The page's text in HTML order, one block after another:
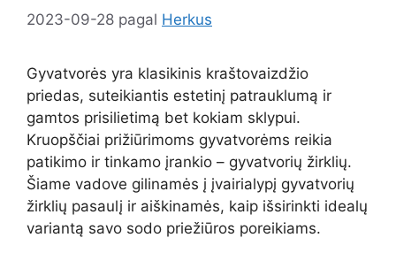
2023-09-28 pagal Herkus
Gyvatvorės yra klasikinis kraštovaizdžio
priedas, suteikiantis estetinį patrauklumą ir
gamtos prisilietimą bet kokiam sklypui.
Kruopščiai prižiūrimoms gyvatvorėms reikia
patikimo ir tinkamo įrankio – gyvatvorių žirklių.
Šiame vadove gilinamės į įvairialypį gyvatvorių
žirklių pasaulį ir aiškinamės, kaip išsirinkti idealų
variantą savo sodo priežiūros poreikiams.